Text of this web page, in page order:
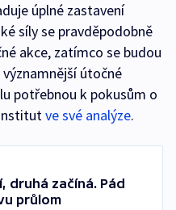
úplné zastavení
síly se pravděpodobně
akce, zatímco se budou
útočné
potřebnou k pokusům o
ve své analýze.
druhá začíná. Pád
průlom